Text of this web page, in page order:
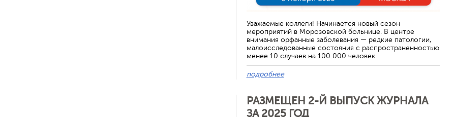
Уважаемые коллеги! Начинается новый сезон
мероприятий в Морозовской больнице. В центре
внимания орфанные заболевания — редкие патологии,
малоисследованные состояния с распространенностью
менее 10 случаев на 100 000 человек.
подробнее
РАЗМЕЩЕН 2-Й ВЫПУСК ЖУРНАЛА
ЗА 2025 ГОД